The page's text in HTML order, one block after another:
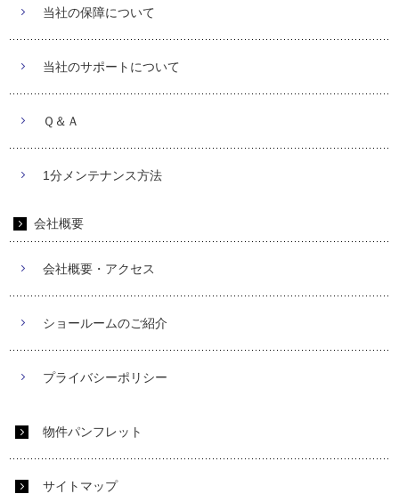
当社の保障について
当社のサポートについて
Ｑ＆Ａ
1分メンテナンス方法
会社概要
会社概要・アクセス
ショールームのご紹介
プライバシーポリシー
物件パンフレット
サイトマップ